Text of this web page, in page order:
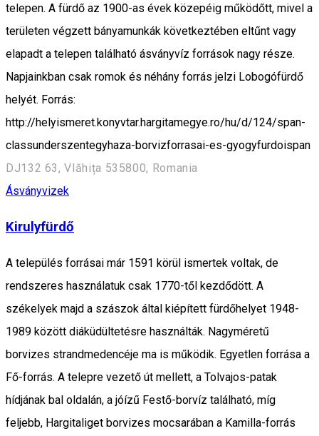
telepen. A fürdő az 1900-as évek közepéig működőtt, mivel a
területen végzett bányamunkák következtében eltűnt vagy
elapadt a telepen található ásványvíz források nagy része.
Napjainkban csak romok és néhány forrás jelzi Lobogófürdő
helyét. Forrás:
http://helyismeret.konyvtar.hargitamegye.ro/hu/d/124/span-
classunderszentegyhaza-borvizforrasai-es-gyogyfurdoispan
DJ132 63, Vlăhița 535800, Romania
Ásványvizek
Kirulyfürdő
A település forrásai már 1591 körül ismertek voltak, de
rendszeres használatuk csak 1770-től kezdődött. A
székelyek majd a szászok által kiépített fürdőhelyet 1948-
1989 között diáküdültetésre használták. Nagyméretű
borvizes strandmedencéje ma is működik. Egyetlen forrása a
Fő-forrás. A telepre vezető út mellett, a Tolvajos-patak
hídjának bal oldalán, a jóízű Festő-borvíz található, míg
feljebb, Hargitaliget borvizes mocsarában a Kamilla-forrás